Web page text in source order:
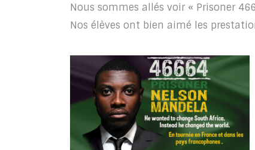
Nous sommes allés voir « Prisoner
Nos élèves ont bien aimé les